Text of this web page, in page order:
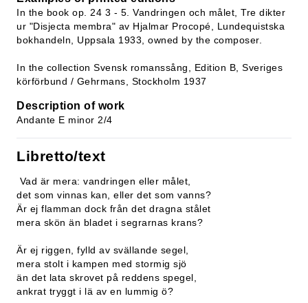
In the book op. 24 3 - 5. Vandringen och målet, Tre dikter
ur "Disjecta membra" av Hjalmar Procopé, Lundequistska
bokhandeln, Uppsala 1933, owned by the composer.
In the collection Svensk romanssång, Edition B, Sveriges
körförbund / Gehrmans, Stockholm 1937
Description of work
Andante E minor 2/4
Libretto/text
Vad är mera: vandringen eller målet,
det som vinnas kan, eller det som vanns?
Är ej flamman dock från det dragna stålet
mera skön än bladet i segrarnas krans?
Är ej riggen, fylld av svällande segel,
mera stolt i kampen med stormig sjö
än det lata skrovet på reddens spegel,
ankrat tryggt i lä av en lummig ö?